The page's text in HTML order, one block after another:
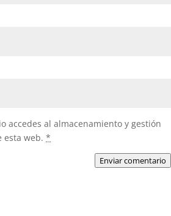
accedes al almacenamiento y gestión
esta web. *
Enviar comentario